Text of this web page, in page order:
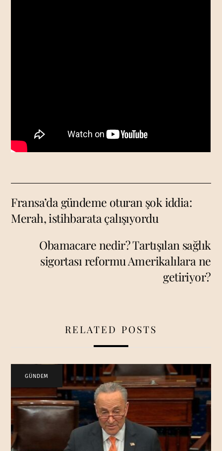
Fransa’da gündeme oturan şok iddia:
Merah, istihbarata çalışıyordu
Obamacare nedir? Tartışılan sağlık
sigortası reformu Amerikalılara ne
getiriyor?
RELATED POSTS
GÜNDEM